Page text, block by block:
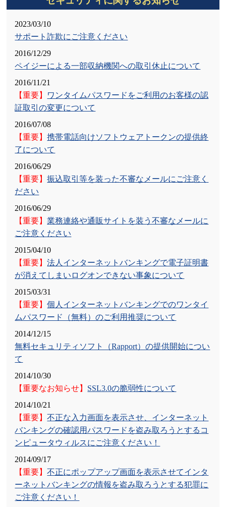
2025/04/01
2025/04/01
ＬＩＮＥ公式アカウント開設について
預金金利の引き上げについて
2025/03/11
て
2025/03/05
【重要なお知らせ】
騙る詐欺メール・詐欺電話に関する情報について
2024/12/20
「しんきん電子マネーチャージサービス」の取扱終了
のお知らせ
インターネットバンキング臨時休止のお知らせ
2024/11/01
「破産管財人等口座開設手数料」新設について
2024/09/30
【重要なお知らせ】一般社団法人全国信用金庫協会を
騙る詐欺メールについて
2024/09/09
2024/08/30
瀬戸支店ＡＴＭコーナー臨時休止のお知らせ
2024/08/29
台風10号接近に伴う店舗およびＡＴＭの営業体制につ
いて
2024/08/27
預金金利の引き上げについて
2024/07/01
2023/03/10
サポート詐欺にご注意ください
2016/12/29
ペイジーによる一部収納機関への取引休止について
2016/11/21
【重要】 ワンタイムパスワードをご利用のお客様の認
証取引の変更について
2016/07/08
【重要】携帯電話向けソフトウェアトークンの提供終
了について
2016/06/29
【重要】振込取引等を装った不審なメールにご注意く
ださい
2016/06/29
【重要】業務連絡や通販サイトを装う不審なメールに
ご注意ください
2015/04/10
【重要】法人インターネットバンキングで電子証明書
が消えてしまいログオンできない事象について
2015/03/31
【重要】個人インターネットバンキングでのワンタイ
ムパスワード（無料）のご利用推奨について
2014/12/15
無料セキュリティソフト（Rapport）の提供開始につい
て
2014/10/30
【重要なお知らせ】 SSL3.0の脆弱性について
2014/10/21
【重要】不正な入力画面を表示させ、インターネット
バンキングの確認用パスワードを盗み取ろうとするコ
ンピュータウィルスにご注意ください！
2014/09/17
【重要】不正にポップアップ画面を表示させてインタ
ーネットバンキングの情報を盗み取ろうとする犯罪に
ご注意ください！